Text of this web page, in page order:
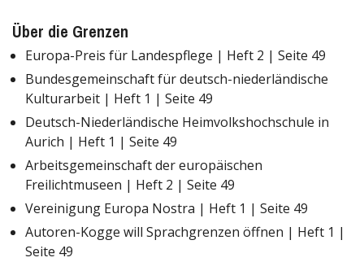
Über die Grenzen
Europa-Preis für Landespflege | Heft 2 | Seite 49
Bundesgemeinschaft für deutsch-niederländische
Kulturarbeit | Heft 1 | Seite 49
Deutsch-Niederländische Heimvolkshochschule in
Aurich | Heft 1 | Seite 49
Arbeitsgemeinschaft der europäischen
Freilichtmuseen | Heft 2 | Seite 49
Vereinigung Europa Nostra | Heft 1 | Seite 49
Autoren-Kogge will Sprachgrenzen öffnen | Heft 1 |
Seite 49